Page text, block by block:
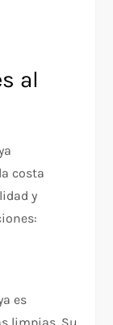
al
costa
y
es